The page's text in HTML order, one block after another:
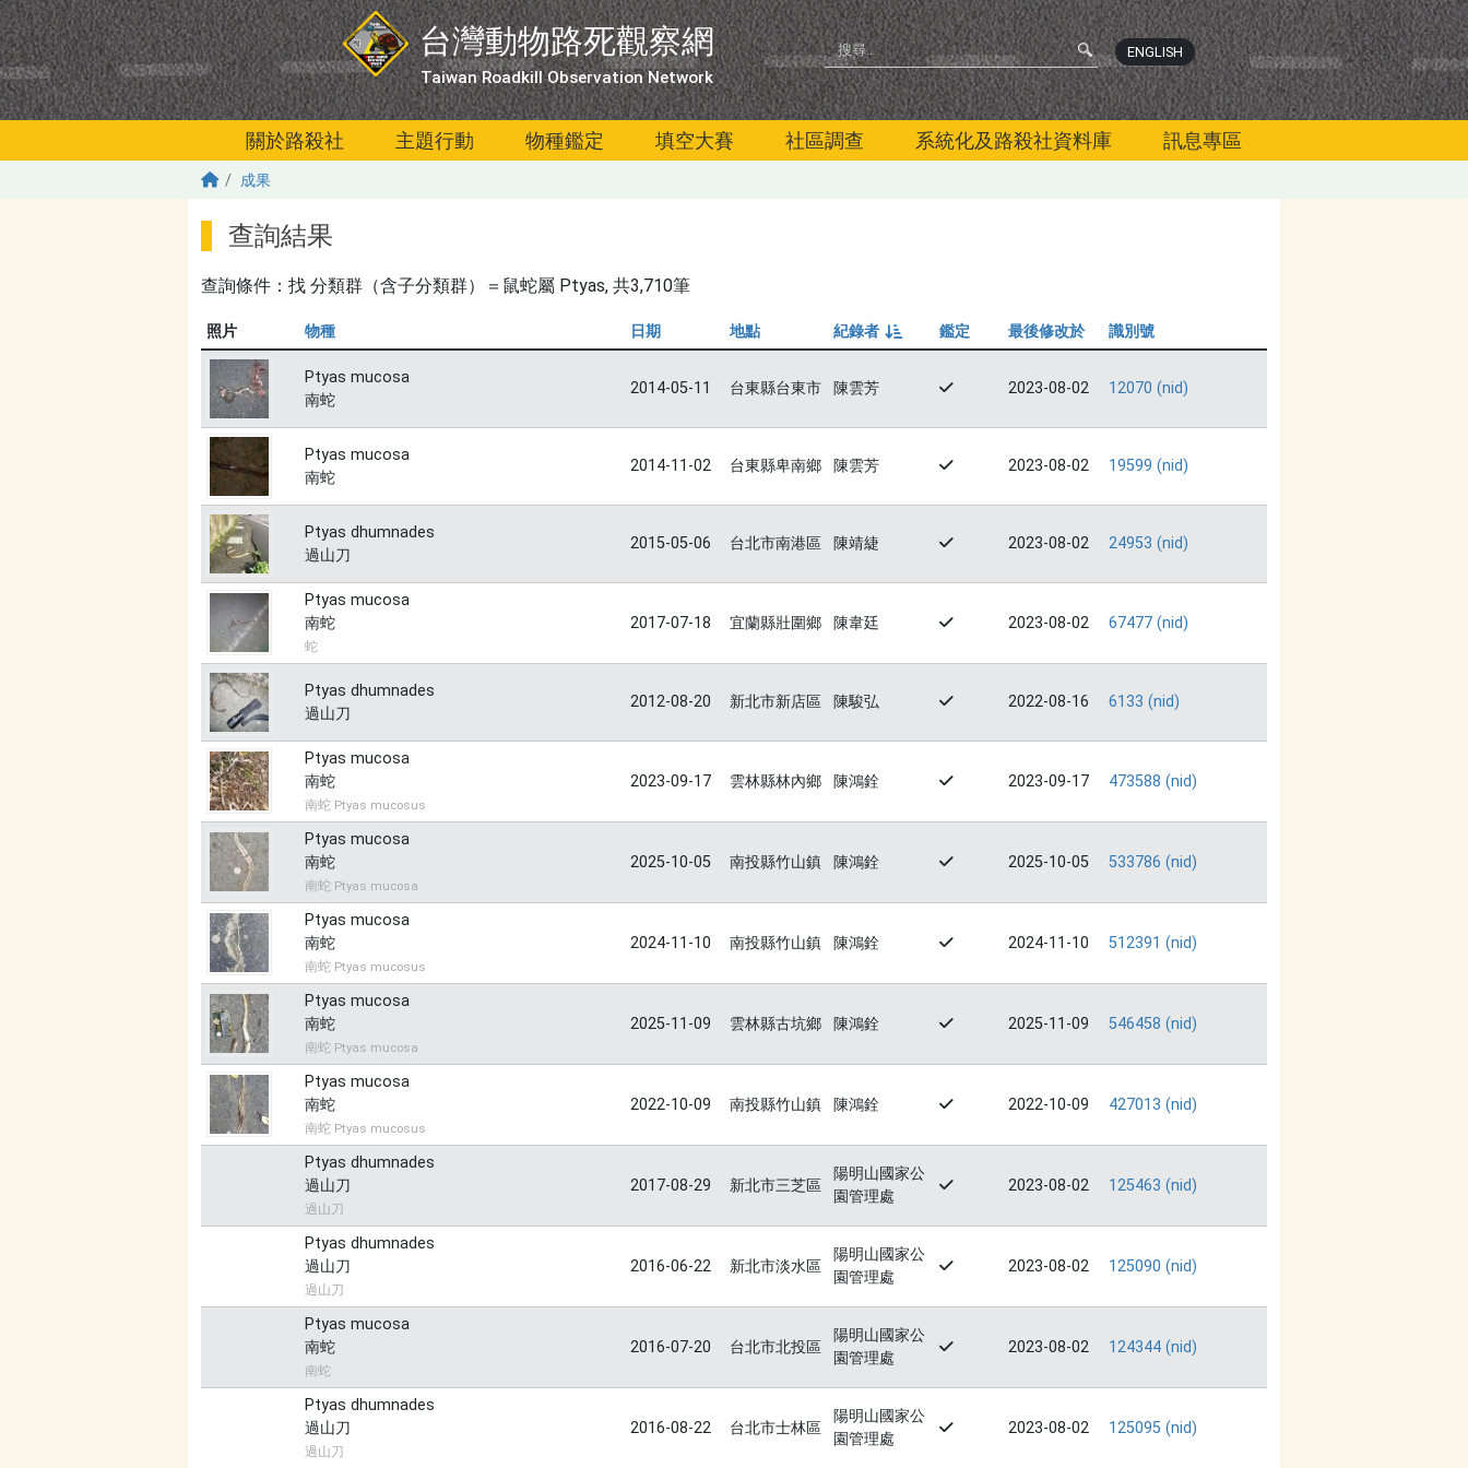
移至主內容
台灣動物路死觀察網
Taiwan Roadkill Observation Network
ENGLISH
關於路殺社 主題行動 物種鑑定 填空大賽 社區調查 系統化及路殺社資料庫 訊息專區
成果
查詢結果
查詢條件：找 分類群（含子分類群）＝鼠蛇屬 Ptyas, 共3,710筆
照片 物種 日期 地點
紀錄者
由小到大
鑑定 最後修改於 識別號
Ptyas mucosa
南蛇
2014-05-11 台東縣台東市 陳雲芳 2023-08-02 12070 (nid)
Ptyas mucosa
南蛇
2014-11-02 台東縣卑南鄉 陳雲芳 2023-08-02 19599 (nid)
Ptyas dhumnades
過山刀
2015-05-06 台北市南港區 陳靖緁 2023-08-02 24953 (nid)
Ptyas mucosa
南蛇
蛇
2017-07-18 宜蘭縣壯圍鄉 陳韋廷 2023-08-02 67477 (nid)
Ptyas dhumnades
過山刀
2012-08-20 新北市新店區 陳駿弘 2022-08-16 6133 (nid)
Ptyas mucosa
南蛇
南蛇 Ptyas mucosus
2023-09-17 雲林縣林內鄉 陳鴻銓 2023-09-17 473588 (nid)
Ptyas mucosa
南蛇
南蛇 Ptyas mucosa
2025-10-05 南投縣竹山鎮 陳鴻銓 2025-10-05 533786 (nid)
Ptyas mucosa
南蛇
南蛇 Ptyas mucosus
2024-11-10 南投縣竹山鎮 陳鴻銓 2024-11-10 512391 (nid)
Ptyas mucosa
南蛇
南蛇 Ptyas mucosa
2025-11-09 雲林縣古坑鄉 陳鴻銓 2025-11-09 546458 (nid)
Ptyas mucosa
南蛇
南蛇 Ptyas mucosus
2022-10-09 南投縣竹山鎮 陳鴻銓 2022-10-09 427013 (nid)
Ptyas dhumnades
過山刀
過山刀
2017-08-29 新北市三芝區
陽明山國家公
園管理處
2023-08-02 125463 (nid)
Ptyas dhumnades
過山刀
過山刀
2016-06-22 新北市淡水區
陽明山國家公
園管理處
2023-08-02 125090 (nid)
Ptyas mucosa
南蛇
南蛇
2016-07-20 台北市北投區
陽明山國家公
園管理處
2023-08-02 124344 (nid)
Ptyas dhumnades
過山刀
過山刀
2016-08-22 台北市士林區
陽明山國家公
園管理處
2023-08-02 125095 (nid)